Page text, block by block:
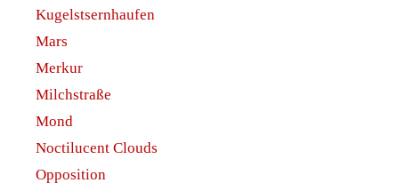
Kugelstsernhaufen
Mars
Merkur
Milchstraße
Mond
Noctilucent Clouds
Opposition